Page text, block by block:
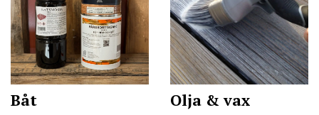
Båt Olja & vax